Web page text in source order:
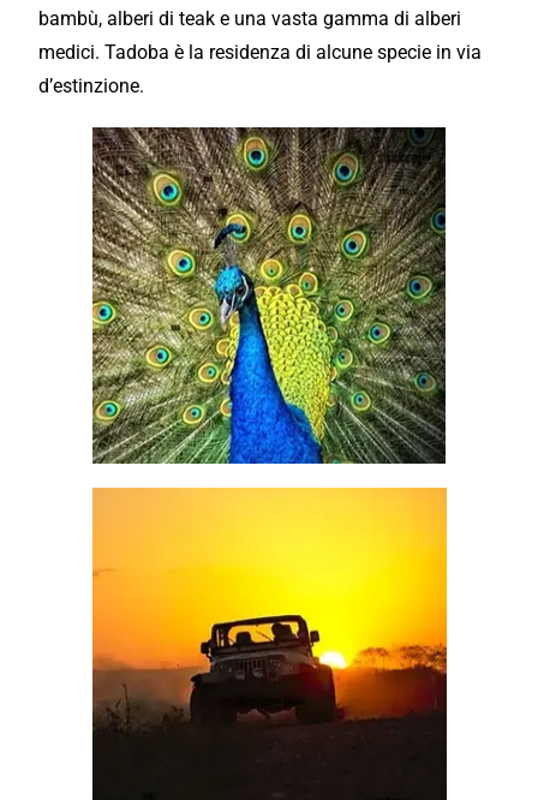
bambù, alberi di teak e una vasta gamma di alberi
medici. Tadoba è la residenza di alcune specie in via
d’estinzione.